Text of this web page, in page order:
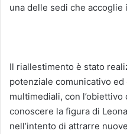
una delle sedi che accoglie
Il riallestimento è stato
potenziale comunicativo
multimediali, con
conoscere la figura di
nell’intento di attrarre